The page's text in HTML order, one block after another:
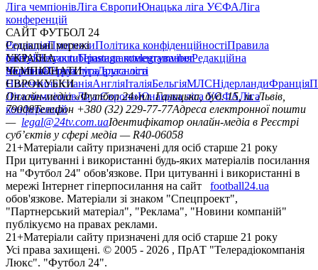
Ліга чемпіонівЛіга ЄвропиЮнацька ліга УЄФАЛіга
конференцій
САЙТ ФУТБОЛ 24
РедакціяПрогнозиПолітика конфіденційностіПравила
сайтуКонтактиПравила коментуванняРедакційна
політикаСтруктура власності
Соціальні мережі
facebookxyoutubeinstagramtelegramviber
УКРАЇНА
УкраїнаПерша лігаДруга ліга
ЧЕМПІОНАТИ
НімеччинаІспаніяАнгліяІталіяБельгіяМЛСНідерландиФранція
ЄВРОКУБКИ
Ліга чемпіонівЛіга ЄвропиЮнацька ліга УЄФАЛіга
конференцій
Онлайн-медіа «Футбол 24»пл. Галицька, буд. 15, м. Львів,
79008Телефон +380 (32) 229-77-77Адреса електронної пошти
— legal@24tv.com.uaІдентифікатор онлайн-медіа в Реєстрі
суб’єктів у сфері медіа — R40-06058
21+Матеріали сайту призначені для осіб старше 21 року
При цитуванні і використанні будь-яких матеріалів посилання
на "Футбол 24" обов'язкове. При цитуванні і використанні в
мережі Інтернет гіперпосилання на сайт
football24.ua
обов'язкове. Матеріали зі знаком "Спецпроект",
"Партнерський матеріал", "Реклама", "Новини компаній"
публікуємо на правах реклами.
21+Матеріали сайту призначені для осіб старше 21 року
Усi права захищенi. © 2005 - 2026 , ПрАТ "Телерадіокомпанія
Люкс". "Футбол 24".